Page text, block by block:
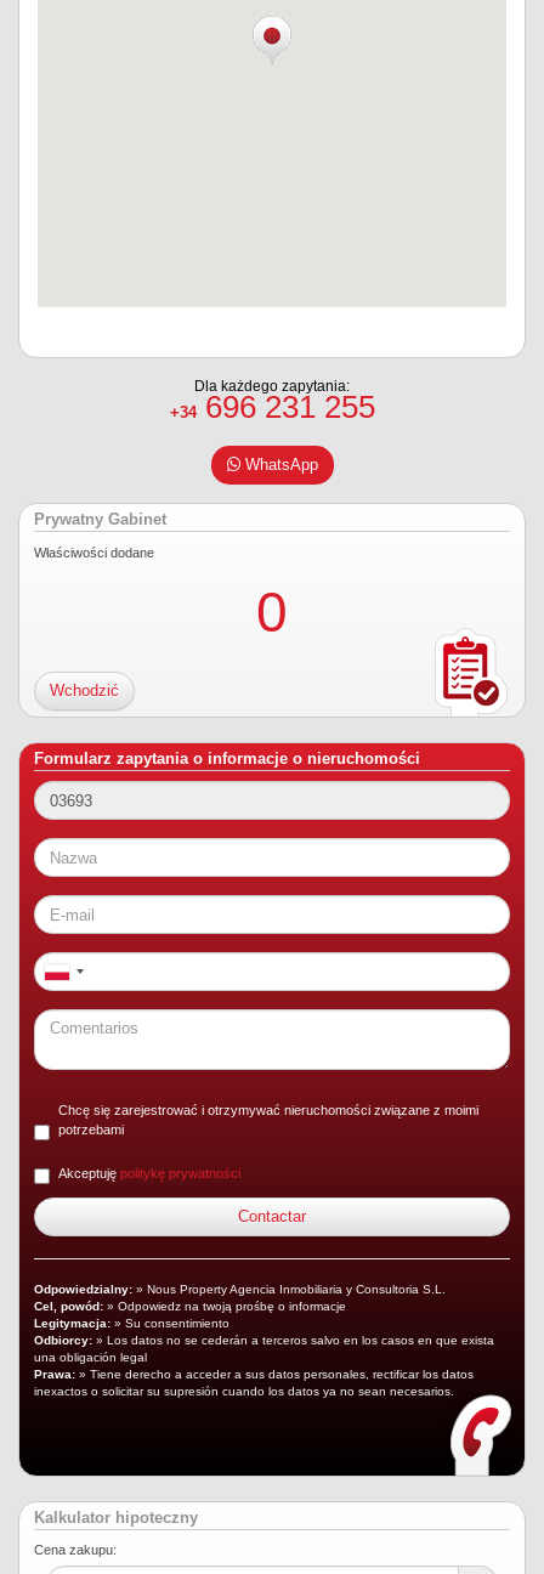
Dla każdego zapytania:
+34696 231 255
WhatsApp
Prywatny Gabinet
Właściwości dodane
0
Wchodzić
Formularz zapytania o informacje o nieruchomości
Chcę się zarejestrować i otrzymywać nieruchomości związane z moimi
potrzebami
Akceptuję politykę prywatności
Odpowiedzialny: » Nous Property Agencia Inmobiliaria y Consultoria S.L.
Cel, powód: » Odpowiedz na twoją prośbę o informacje
Legitymacja: » Su consentimiento
Odbiorcy: » Los datos no se cederán a terceros salvo en los casos en que exista
una obligación legal
Prawa: » Tiene derecho a acceder a sus datos personales, rectificar los datos
inexactos o solicitar su supresión cuando los datos ya no sean necesarios.
Kalkulator hipoteczny
Cena zakupu: